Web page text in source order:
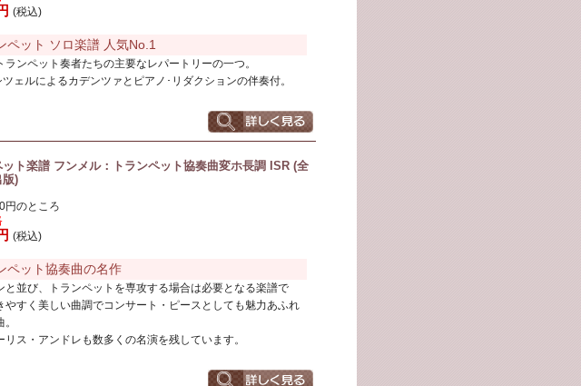
(税込)
ペット ソロ楽譜 人気No.1
ランペット奏者たちの主要なレパートリーの一つ。
ツェルによるカデンツァとピアノ･リダクションの伴奏付。
ット楽譜 フンメル：トランペット協奏曲変ホ長調 ISR (全
版)
円のところ
(税込)
ペット協奏曲の名作
と並び、トランペットを専攻する場合は必要となる楽譜で
やすく美しい曲調でコンサート・ピースとしても魅力あふれ
リス・アンドレも数多くの名演を残しています。